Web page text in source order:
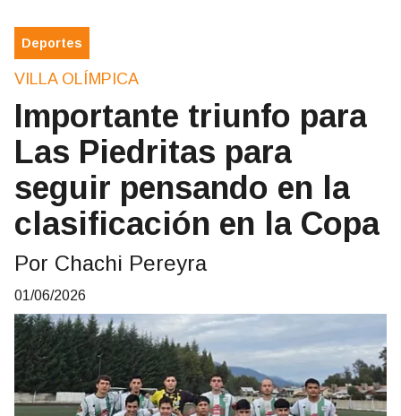
Deportes
VILLA OLÍMPICA
Importante triunfo para
Las Piedritas para
seguir pensando en la
clasificación en la Copa
Por Chachi Pereyra
01/06/2026